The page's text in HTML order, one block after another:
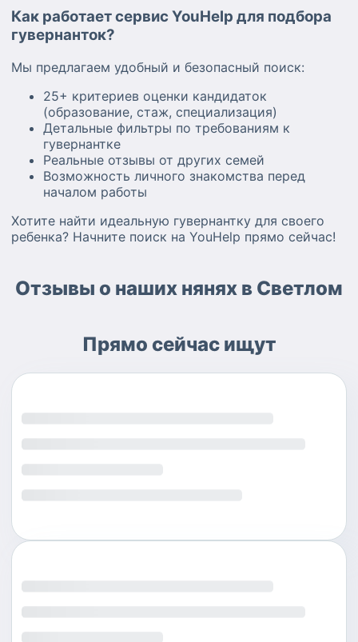
Как работает сервис YouHelp для подбора
гувернанток?
Мы предлагаем удобный и безопасный поиск:
25+ критериев оценки кандидаток
(образование, стаж, специализация)
Детальные фильтры по требованиям к
гувернантке
Реальные отзывы от других семей
Возможность личного знакомства перед
началом работы
Хотите найти идеальную гувернантку для своего
ребенка? Начните поиск на YouHelp прямо сейчас!
Отзывы о наших нянях в Светлом
Прямо сейчас ищут